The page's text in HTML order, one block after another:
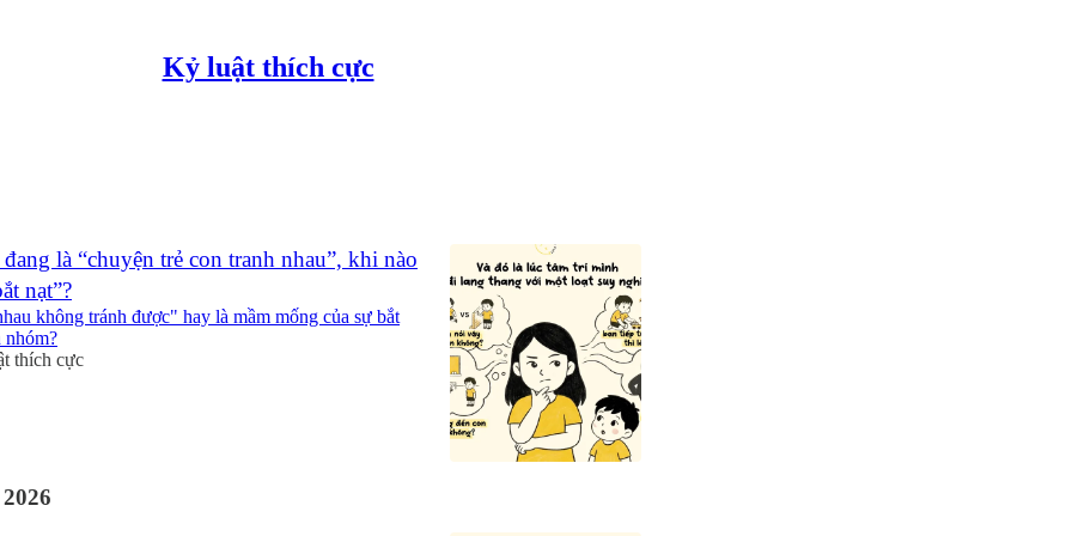
Kỷ luật thích cực
là “chuyện trẻ con tranh nhau”, khi nào
nạt”?
không tránh được" hay là mầm mống của sự bắt
nhóm?
thích cực